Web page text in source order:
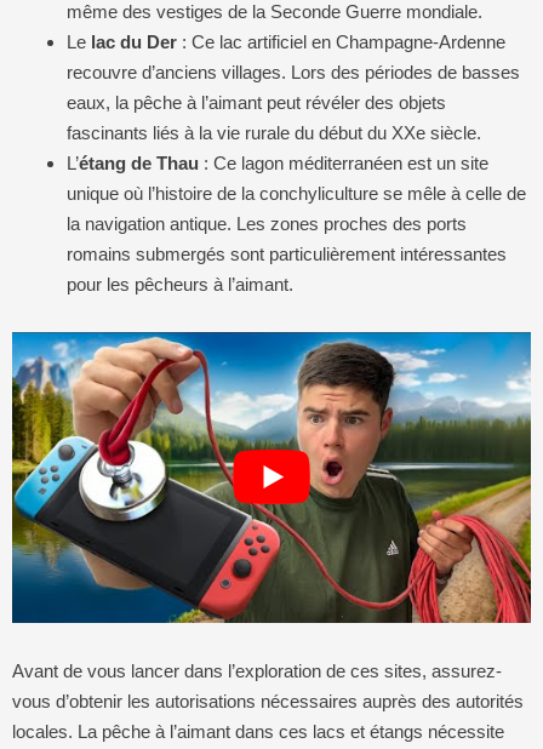
même des vestiges de la Seconde Guerre mondiale.
Le lac du Der : Ce lac artificiel en Champagne-Ardenne
recouvre d’anciens villages. Lors des périodes de basses
eaux, la pêche à l’aimant peut révéler des objets
fascinants liés à la vie rurale du début du XXe siècle.
L’étang de Thau : Ce lagon méditerranéen est un site
unique où l’histoire de la conchyliculture se mêle à celle de
la navigation antique. Les zones proches des ports
romains submergés sont particulièrement intéressantes
pour les pêcheurs à l’aimant.
Avant de vous lancer dans l’exploration de ces sites, assurez-
vous d’obtenir les autorisations nécessaires auprès des autorités
locales. La pêche à l’aimant dans ces lacs et étangs nécessite